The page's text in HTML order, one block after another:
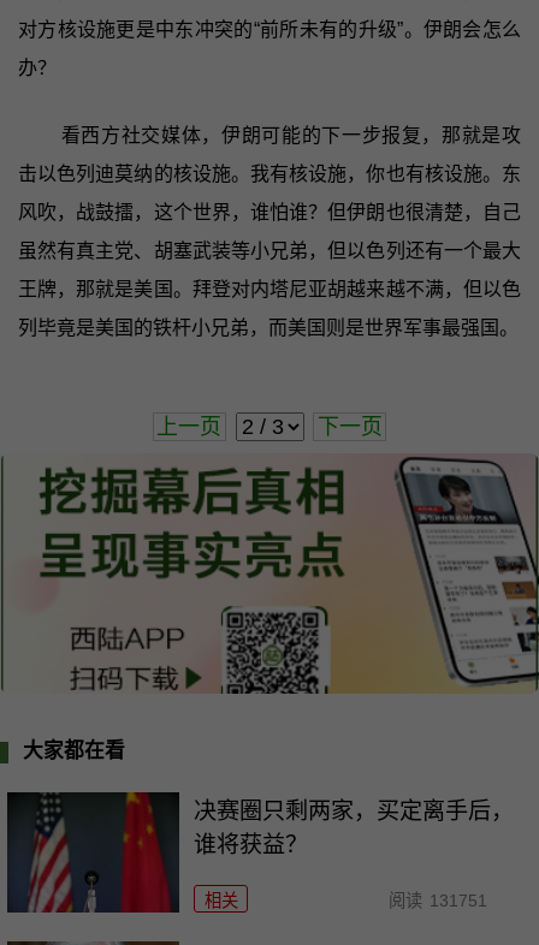
对方核设施更是中东冲突的“前所未有的升级”。伊朗会怎么
办？
看西方社交媒体，伊朗可能的下一步报复，那就是攻
击以色列迪莫纳的核设施。我有核设施，你也有核设施。东
风吹，战鼓擂，这个世界，谁怕谁？但伊朗也很清楚，自己
虽然有真主党、胡塞武装等小兄弟，但以色列还有一个最大
王牌，那就是美国。拜登对内塔尼亚胡越来越不满，但以色
列毕竟是美国的铁杆小兄弟，而美国则是世界军事最强国。
上一页 下一页
大家都在看
决赛圈只剩两家，买定离手后，
谁将获益？
相关 阅读 131751